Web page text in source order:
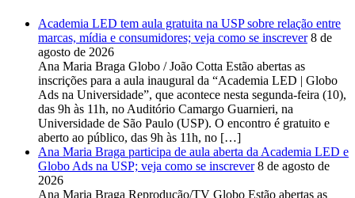
Academia LED tem aula gratuita na USP sobre relação entre
marcas, mídia e consumidores; veja como se inscrever 8 de
agosto de 2026
Ana Maria Braga Globo / João Cotta Estão abertas as
inscrições para a aula inaugural da “Academia LED | Globo
Ads na Universidade”, que acontece nesta segunda-feira (10),
das 9h às 11h, no Auditório Camargo Guarnieri, na
Universidade de São Paulo (USP). O encontro é gratuito e
aberto ao público, das 9h às 11h, no […]
Ana Maria Braga participa de aula aberta da Academia LED e
Globo Ads na USP; veja como se inscrever 8 de agosto de
2026
Ana Maria Braga Reprodução/TV Globo Estão abertas as